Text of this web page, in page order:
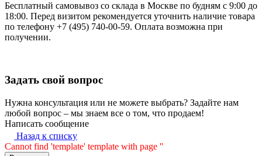
Бесплатный самовывоз со склада в Москве по будням с 9:00 до
18:00. Перед визитом рекомендуется уточнить наличие товара
по телефону +7 (495) 740-00-59. Оплата возможна при
получении.
Задать свой вопрос
Нужна консультация или не можете выбрать? Задайте нам
любой вопрос – мы знаем все о том, что продаем!
Написать сообщение
Назад к списку
Cannot find 'template' template with page ''